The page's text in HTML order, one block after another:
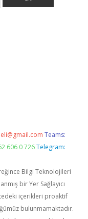
Teams:
606 0 726 Telegram:
Bilgi Teknolojileri
bir Yer Sağlayıcı
içerikleri proaktif
bulunmamaktadır.